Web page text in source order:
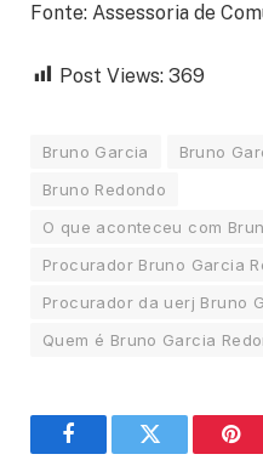
Fonte: Assessoria de
Post Views: 369
Bruno Garcia
Bruno
Bruno Redondo
O que aconteceu com
Procurador Bruno Garcia
Procurador da uerj Bruno
Quem é Bruno Garcia
FacebookTwitter